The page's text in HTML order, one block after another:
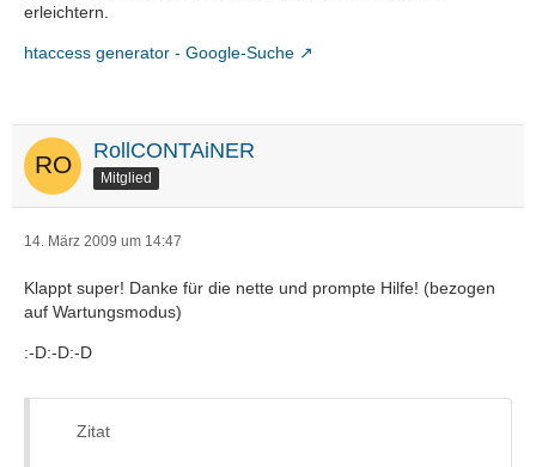
erleichtern.
htaccess generator - Google-Suche
RollCONTAiNER
Mitglied
14. März 2009 um 14:47
Klappt super! Danke für die nette und prompte Hilfe! (bezogen
auf Wartungsmodus)
:-D:-D:-D
Zitat